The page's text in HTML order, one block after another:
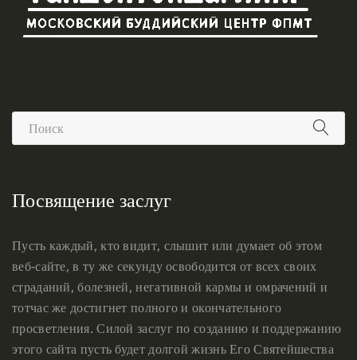
Посвящение заслуг
Пусть каждый, кто видит, слышит или думает об этом
веб-сайте, в ту же секунду освободится от всех своих
страданий, болезней, негативной кармы и омрачений и
тотчас же достигнет полного и окончательного
просветления. Силой заслуг по созданию и поддержанию
этого сайта пусть будет долгой жизнь Его Святейшества